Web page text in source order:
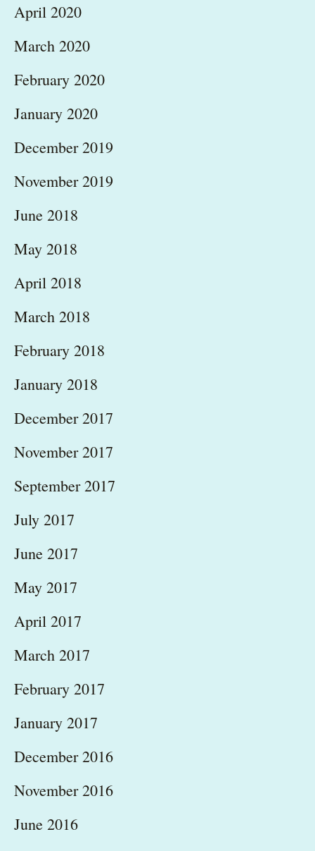
April 2020
March 2020
February 2020
January 2020
December 2019
November 2019
June 2018
May 2018
April 2018
March 2018
February 2018
January 2018
December 2017
November 2017
September 2017
July 2017
June 2017
May 2017
April 2017
March 2017
February 2017
January 2017
December 2016
November 2016
June 2016